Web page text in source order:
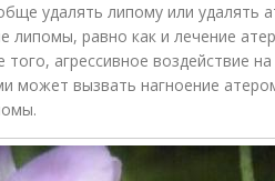
удалять липому или удалять
липомы, равно как и лечение
того, агрессивное воздействие
может вызвать нагноение